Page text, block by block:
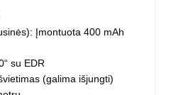
Įmontuota 400 mAh
su EDR
(galima išjungti)